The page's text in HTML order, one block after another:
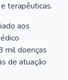
terapêuticas.
aos
mil doenças
de atuação